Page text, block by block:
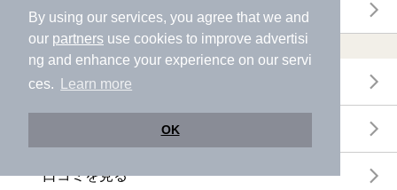
By using our services, you agree that we and
our partners use cookies to improve advertisi
ng and enhance your experience on our servi
ces.
Learn more
OK
今月の新着電子チケット・クーポン一覧
特集・ニュース
ニフティ温泉ニュース
口コミを見る